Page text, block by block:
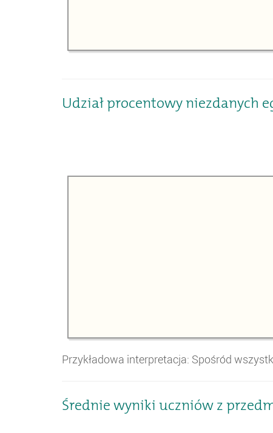
Udział procentowy niezdanych
Przykładowa interpretacja: Spośród
Średnie wyniki uczniów z